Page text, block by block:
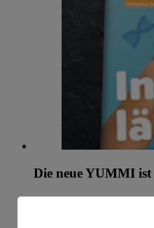
Die neue YUMMI ist
Dieses Mal im Heft: